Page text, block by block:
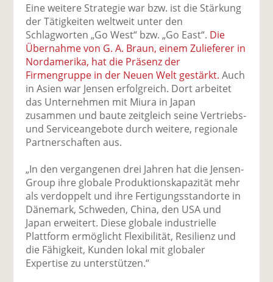
Eine weitere Strategie war bzw. ist die Stärkung
der Tätigkeiten weltweit unter den
Schlagworten „Go West“ bzw. „Go East“. Die
Übernahme von G. A. Braun, einem Zulieferer in
Nordamerika, hat die Präsenz der
Firmengruppe in der Neuen Welt gestärkt. Auch
in Asien war Jensen erfolgreich. Dort arbeitet
das Unternehmen mit Miura in Japan
zusammen und baute zeitgleich seine Vertriebs-
und Serviceangebote durch weitere, regionale
Partnerschaften aus.
„In den vergangenen drei Jahren hat die Jensen-
Group ihre globale Produktionskapazität mehr
als verdoppelt und ihre Fertigungsstandorte in
Dänemark, Schweden, China, den USA und
Japan erweitert. Diese globale industrielle
Plattform ermöglicht Flexibilität, Resilienz und
die Fähigkeit, Kunden lokal mit globaler
Expertise zu unterstützen.“